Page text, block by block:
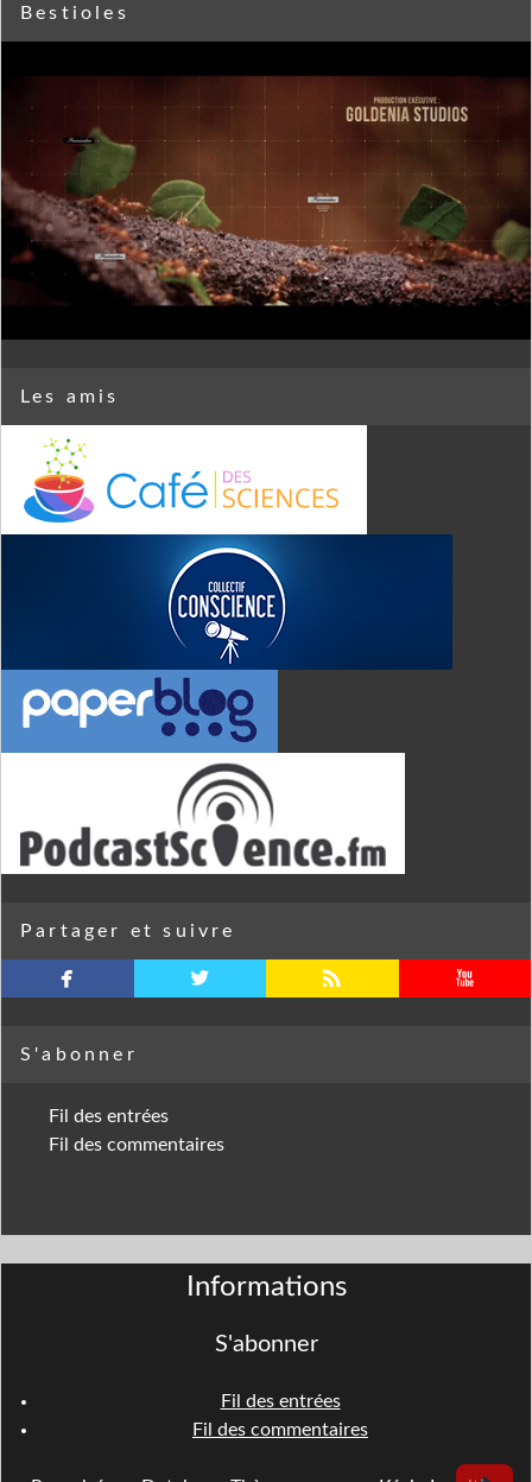
Bestioles
Les amis
Partager et suivre
facebook twitterbird rss youtube
S'abonner
Fil des entrées
Fil des commentaires
Informations
S'abonner
Fil des entrées
Fil des commentaires